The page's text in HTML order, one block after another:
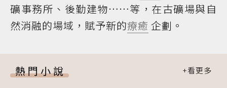
礦事務所、後勤建物⋯⋯等，在古礦場與自
然消融的場域，賦予新的療癒 企劃。
熱門小說